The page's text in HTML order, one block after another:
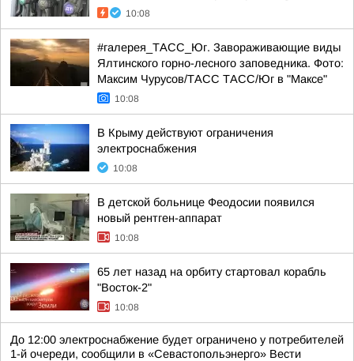
10:08
#галерея_ТАСС_Юг. Завораживающие виды
Ялтинского горно-лесного заповедника. Фото:
Максим Чурусов/ТАСС ТАСС/Юг в "Максе"
10:08
В Крыму действуют ограничения
электроснабжения
10:08
В детской больнице Феодосии появился
новый рентген-аппарат
10:08
65 лет назад на орбиту стартовал корабль
"Восток-2"
10:08
До 12:00 электроснабжение будет ограничено у потребителей
1-й очереди, сообщили в «Севастопольэнерго» Вести